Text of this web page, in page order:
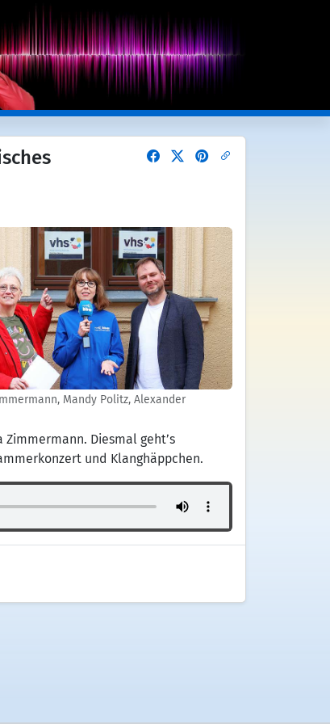
Mandy Politz, Alexander
Diesmal geht’s
und Klanghäppchen.